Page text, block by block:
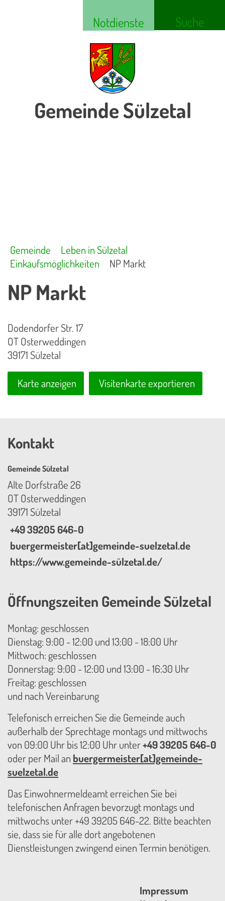
Notdienste Suche
Gemeinde Sülzetal
Gemeinde
Leben in Sülzetal
Einkaufsmöglichkeiten
NP Markt
NP Markt
Dodendorfer Str. 17
OT Osterweddingen
39171 Sülzetal
Karte anzeigen Visitenkarte exportieren
Kontakt
Gemeinde Sülzetal
Alte Dorfstraße 26
OT Osterweddingen
39171 Sülzetal
+49 39205 646-0
buergermeister[at]gemeinde-suelzetal.de
https://www.gemeinde-sülzetal.de/
Öffnungszeiten Gemeinde Sülzetal
Montag: geschlossen
Dienstag: 9:00 - 12:00 und 13:00 - 18:00 Uhr
Mittwoch: geschlossen
Donnerstag: 9:00 - 12:00 und 13:00 - 16:30 Uhr
Freitag: geschlossen
und nach Vereinbarung
Telefonisch erreichen Sie die Gemeinde auch
außerhalb der Sprechtage montags und mittwochs
von 09:00 Uhr bis 12:00 Uhr unter+49 39205 646-0
oder per Mail an buergermeister[at]gemeinde-
suelzetal.de
Das Einwohnermeldeamt erreichen Sie bei
telefonischen Anfragen bevorzugt montags und
mittwochs unter +49 39205 646-22. Bitte beachten
sie, dass sie für alle dort angebotenen
Dienstleistungen zwingend einen Termin benötigen.
Impressum